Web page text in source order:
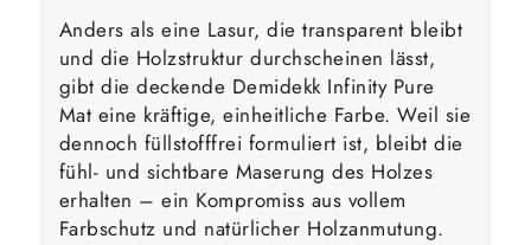
Anders als eine Lasur, die transparent bleibt
und die Holzstruktur durchscheinen lässt,
gibt die deckende Demidekk Infinity Pure
Mat eine kräftige, einheitliche Farbe. Weil sie
dennoch füllstofffrei formuliert ist, bleibt die
fühl- und sichtbare Maserung des Holzes
erhalten – ein Kompromiss aus vollem
Farbschutz und natürlicher Holzanmutung.